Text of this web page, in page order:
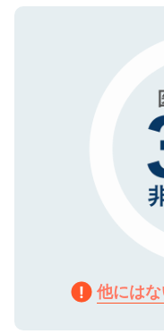
で、機密保
ので、まず
他には